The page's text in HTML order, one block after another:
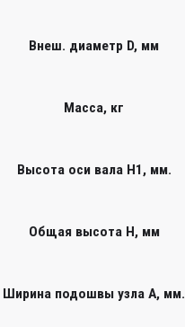
Внеш. диаметр D, мм
Масса, кг
Высота оси вала H1, мм.
Общая высота H, мм
Ширина подошвы узла А, мм.